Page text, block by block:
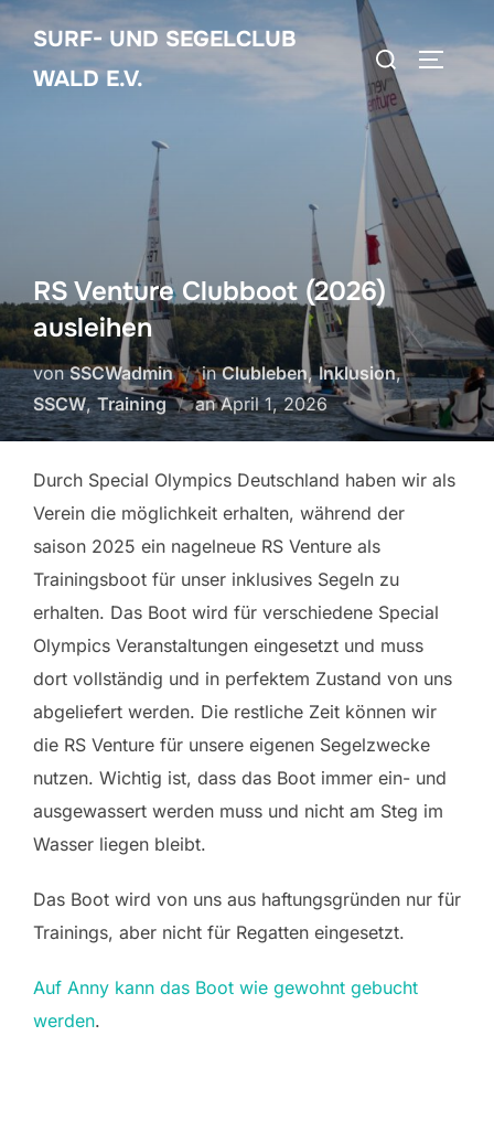
Zum
Inhalt
springen
SURF- UND SEGELCLUB
WALD E.V.
Suchen
nach:
RS Venture Clubboot (2026)
ausleihen
vonSSCWadmin inClubleben,Inklusion,
SSCW,Training anVeröffentlicht
am
April 1, 2026
Durch Special Olympics Deutschland haben wir als
Verein die möglichkeit erhalten, während der
saison 2025 ein nagelneue RS Venture als
Trainingsboot für unser inklusives Segeln zu
erhalten. Das Boot wird für verschiedene Special
Olympics Veranstaltungen eingesetzt und muss
dort vollständig und in perfektem Zustand von uns
abgeliefert werden. Die restliche Zeit können wir
die RS Venture für unsere eigenen Segelzwecke
nutzen. Wichtig ist, dass das Boot immer ein- und
ausgewassert werden muss und nicht am Steg im
Wasser liegen bleibt.
Das Boot wird von uns aus haftungsgründen nur für
Trainings, aber nicht für Regatten eingesetzt.
Auf Anny kann das Boot wie gewohnt gebucht
werden.